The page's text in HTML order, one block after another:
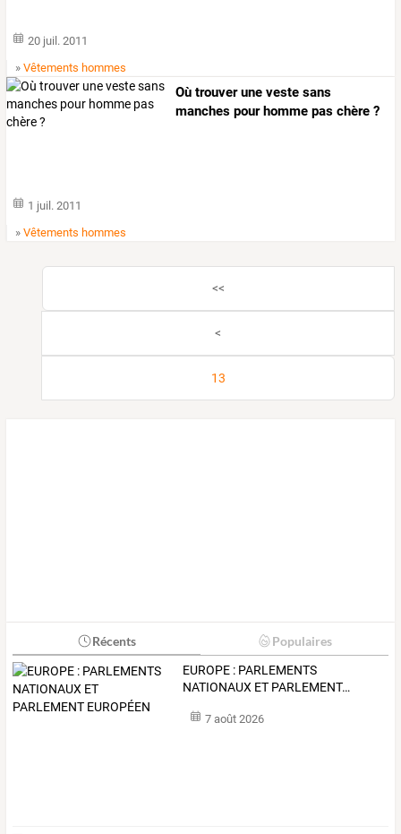
20 juil. 2011
»Vêtements hommes
Où trouver une veste sans
manches pour homme pas chère ?
1 juil. 2011
»Vêtements hommes
<<
<
13
Récents Populaires
EUROPE : PARLEMENTS
NATIONAUX ET PARLEMENT…
7 août 2026